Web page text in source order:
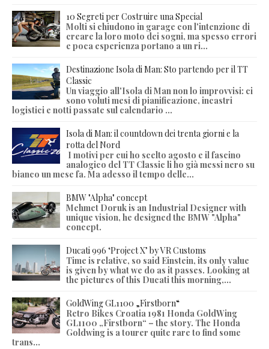
10 Segreti per Costruire una Special
Molti si chiudono in garage con l'intenzione di
creare la loro moto dei sogni, ma spesso errori
e poca esperienza portano a un ri...
Destinazione Isola di Man: Sto partendo per il TT
Classic
Un viaggio all'Isola di Man non lo improvvisi: ci
sono voluti mesi di pianificazione, incastri
logistici e notti passate sul calendario ...
Isola di Man: il countdown dei trenta giorni e la
rotta del Nord
I motivi per cui ho scelto agosto e il fascino
analogico del TT Classic li ho già messi nero su
bianco un mese fa. Ma adesso il tempo delle...
BMW "Alpha" concept
Mehmet Doruk is an Industrial Designer with
unique vision, he designed the BMW "Alpha"
concept.
Ducati 996 ‘Project X’ by VR Customs
Time is relative, so said Einstein, its only value
is given by what we do as it passes. Looking at
the pictures of this Ducati this morning,...
GoldWing GL1100 „Firstborn“
Retro Bikes Croatia 1981 Honda GoldWing
GL1100 „Firstborn“ – the story. The Honda
Goldwing is a tourer quite rare to find some
trans...